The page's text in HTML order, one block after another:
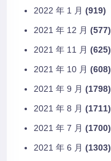
2022 年 1 月 (919)
2021 年 12 月 (577)
2021 年 11 月 (625)
2021 年 10 月 (608)
2021 年 9 月 (1798)
2021 年 8 月 (1711)
2021 年 7 月 (1700)
2021 年 6 月 (1303)